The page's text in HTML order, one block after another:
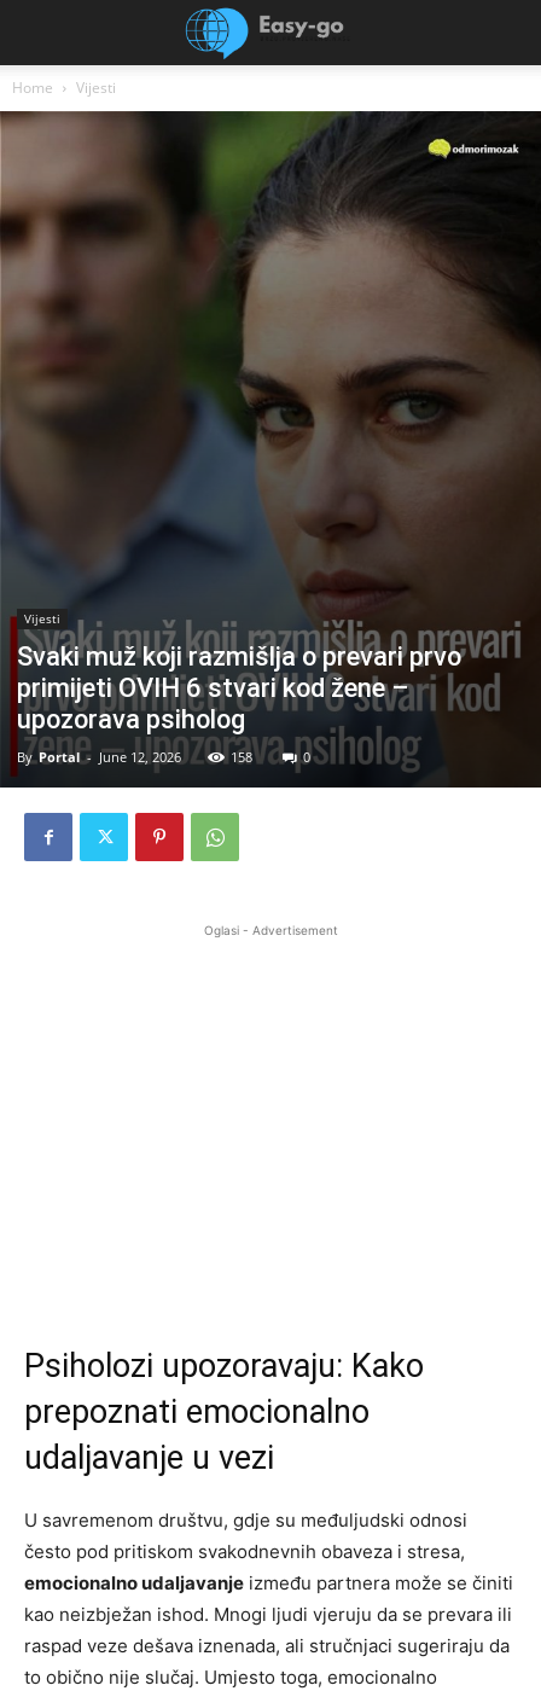
Home Vijesti
Vijesti
Svaki muž koji razmišlja o prevari prvo
primijeti OVIH 6 stvari kod žene –
upozorava psiholog
By Portal - June 12, 2026 158 0
Oglasi - Advertisement
Psiholozi upozoravaju: Kako
prepoznati emocionalno
udaljavanje u vezi
U savremenom društvu, gdje su međuljudski odnosi
često pod pritiskom svakodnevnih obaveza i stresa,
emocionalno udaljavanje između partnera može se činiti
kao neizbježan ishod. Mnogi ljudi vjeruju da se prevara ili
raspad veze dešava iznenada, ali stručnjaci sugeriraju da
to obično nije slučaj. Umjesto toga, emocionalno